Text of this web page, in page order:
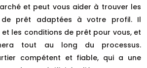
et peut vous aider à trouver les
de prêt adaptées à votre profil. Il
les conditions de prêt pour vous, et
tout au long du processus.
compétent et fiable, qui a une